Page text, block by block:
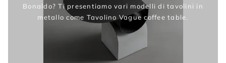
Bonaldo? Ti presentiamo vari modelli di tavolini in
metallo come Tavolino Vague coffee table.